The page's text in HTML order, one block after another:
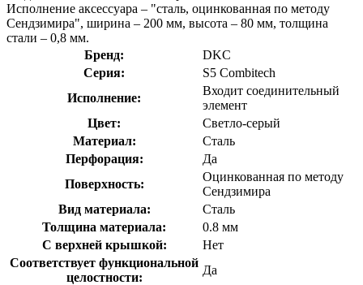
Исполнение аксессуара – "сталь, оцинкованная по методу
Сендзимира", ширина – 200 мм, высота – 80 мм, толщина
стали – 0,8 мм.
Бренд:
DKC
Серия:
S5 Combitech
Исполнение:
Входит соединительный
элемент
Цвет:
Светло-серый
Материал:
Сталь
Перфорация:
Да
Поверхность:
Оцинкованная по методу
Сендзимира
Вид материала:
Сталь
Толщина материала:
0.8 мм
С верхней крышкой:
Нет
Соответствует функциональной
целостности:
Да